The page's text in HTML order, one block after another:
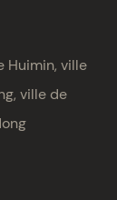
Huimin, ville
ville de